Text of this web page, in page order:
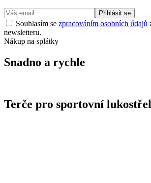
Přihlásit se
Souhlasím se zpracováním osobních údajů
newsletteru.
Nákup na splátky
Snadno a rychle
Terče pro sportovní